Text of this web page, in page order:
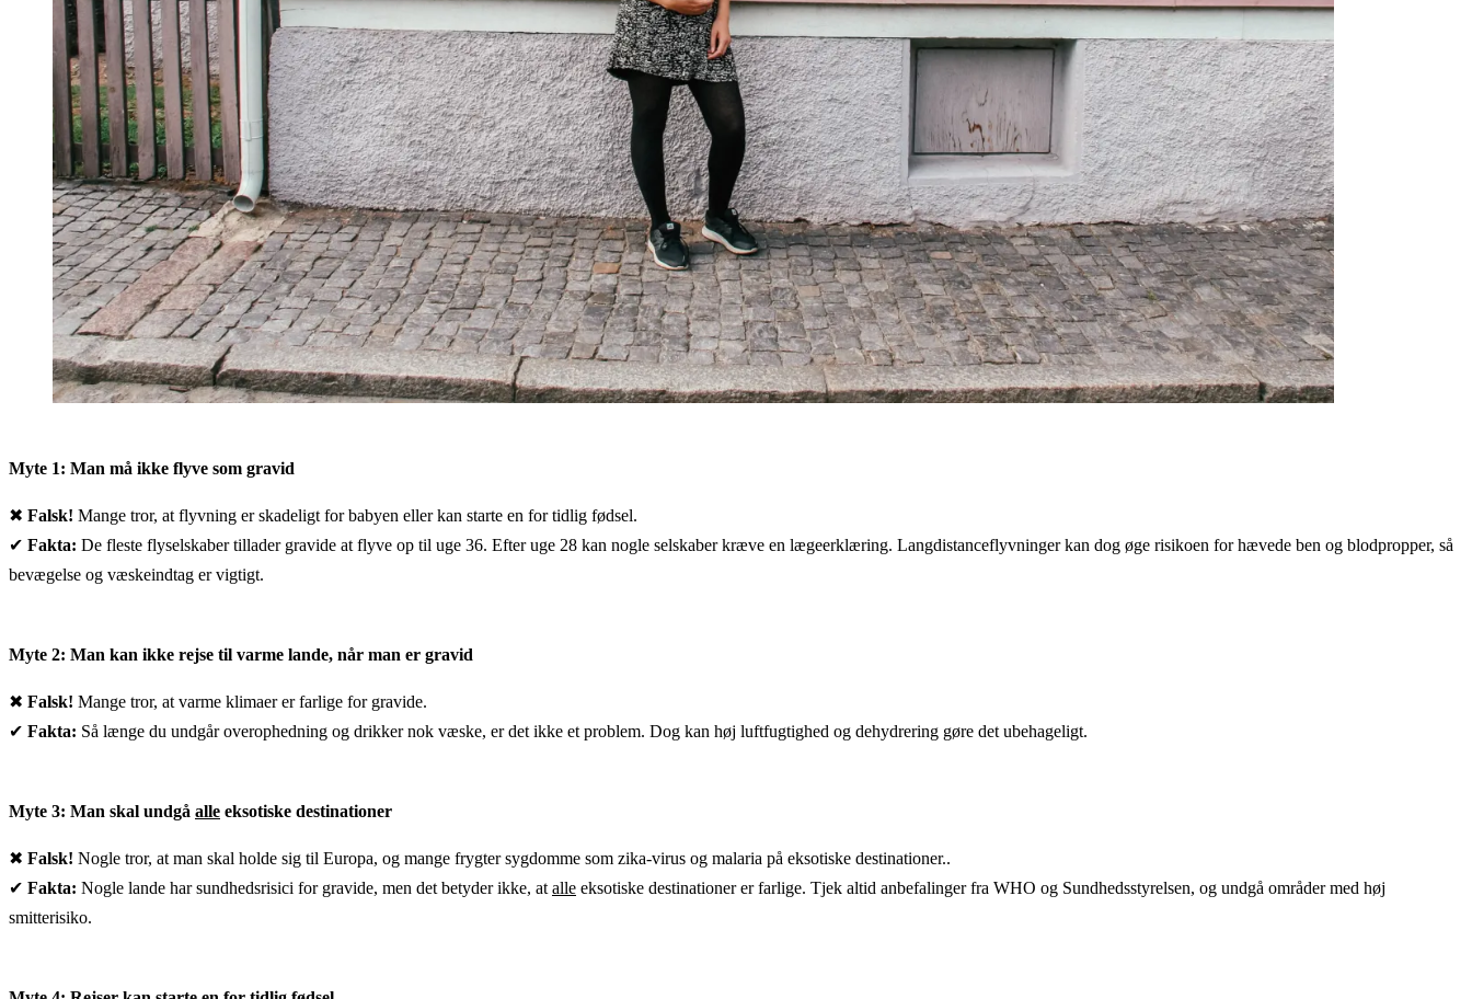
Myte 1: Man må ikke flyve som gravid
✖ Falsk! Mange tror, at flyvning er skadeligt for babyen eller kan starte en for tidlig fødsel.
✔ Fakta: De fleste flyselskaber tillader gravide at flyve op til uge 36. Efter uge 28 kan nogle selskaber kræve en lægeerklæring. Langdistanceflyvninger kan dog øge risikoen for hævede ben og blodpropper, så
bevægelse og væskeindtag er vigtigt.
Myte 2: Man kan ikke rejse til varme lande, når man er gravid
✖ Falsk! Mange tror, at varme klimaer er farlige for gravide.
✔ Fakta: Så længe du undgår overophedning og drikker nok væske, er det ikke et problem. Dog kan høj luftfugtighed og dehydrering gøre det ubehageligt.
Myte 3: Man skal undgå alle eksotiske destinationer
✖ Falsk! Nogle tror, at man skal holde sig til Europa, og mange frygter sygdomme som zika-virus og malaria på eksotiske destinationer..
✔ Fakta: Nogle lande har sundhedsrisici for gravide, men det betyder ikke, at alle eksotiske destinationer er farlige. Tjek altid anbefalinger fra WHO og Sundhedsstyrelsen, og undgå områder med høj
smitterisiko.